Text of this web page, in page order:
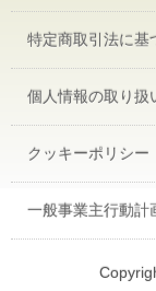
特定商取引法に基
個人情報の取り扱
クッキーポリシー
一般事業主行動計